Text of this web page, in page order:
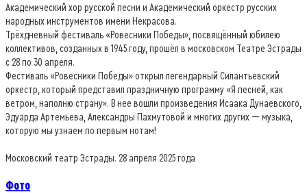
Академический хор русской песни и Академический оркестр русских
народных инструментов имени Некрасова.
Трёхдневный фестиваль «Ровесники Победы», посвящённый юбилею
коллективов, созданных в 1945 году, прошёл в московском Театре Эстрады
с 28 по 30 апреля.
Фестиваль «Ровесники Победы» открыл легендарный Силантьевский
оркестр, который представил праздничную программу «Я песней, как
ветром, наполню страну». В нее вошли произведения Исаака Дунаевского,
Эдуарда Артемьева, Александры Пахмутовой и многих других — музыка,
которую мы узнаем по первым нотам!
Московский театр Эстрады. 28 апреля 2025 года
Фото